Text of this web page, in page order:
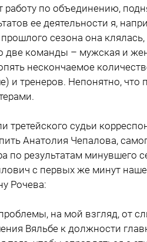
работу по объединению,
ее деятельности я,
сезона она клялась,
две команды – мужская и
нескончаемое
и тренеров. Непонятно, что
третейского судьи
Анатолия Чепалова,
по результатам минувшего
с первых же минут
Рочева:
на мой взгляд, от
Вяльбе к должности